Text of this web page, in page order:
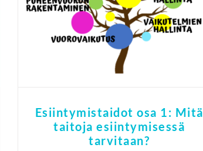
Mitä taitoja
esiintymisessä tarvitaan?
#esiintymistaito
Esiintymistaidot osa 1: Mitä
taitoja esiintymisessä
tarvitaan?